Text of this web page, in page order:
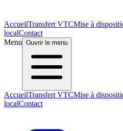
AccueilTransfert VTCMise à
localContact
Menu Ouvrir le menu
AccueilTransfert VTCMise à
localContact